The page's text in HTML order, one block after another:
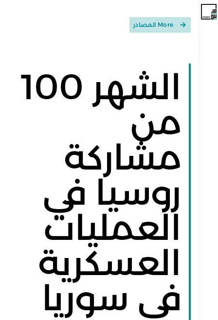
More المصادر
الشهر 100
من
مشاركة
روسيا في
العمليات
العسكرية
في سوريا